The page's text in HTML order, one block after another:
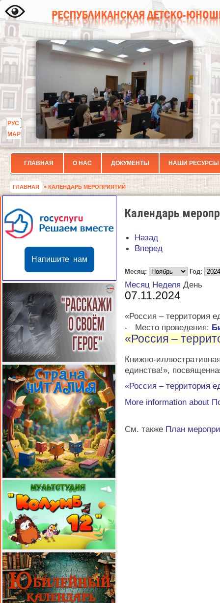
РУС
МАР
ГЛАВНАЯ О НАС ДОКУМЕНТЫ НАШИ РЕСУРСЫ
ГЛАВНАЯ > КАЛЕНДАРЬ МЕРОПРИЯТИЙ
Напишите нам
Календарь
Назад
Вперед
Месяц: Год:
Месяц Неделя День
07.11.2024
«Россия – территория
-
Место проведения:
«Россия –
Книжно-
единства!»,
«Россия – территория
More information about
См. также План